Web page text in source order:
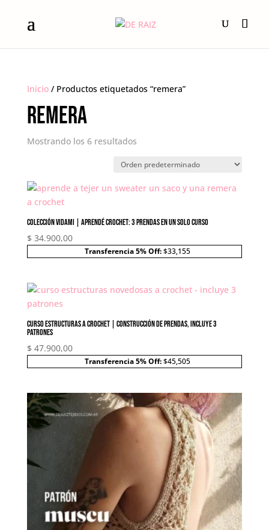
Inicio/ Productos etiquetados “remera”
remera
Mostrando los 6 resultados
Colección VIDAMI | Aprendé crochet: 3 prendas en un solo curso
$ 34.900,00
Transferencia 5% Off:$33,155
Curso Estructuras a Crochet | Construcción de prendas, incluye 3
patrones
$ 47.900,00
Transferencia 5% Off:$45,505